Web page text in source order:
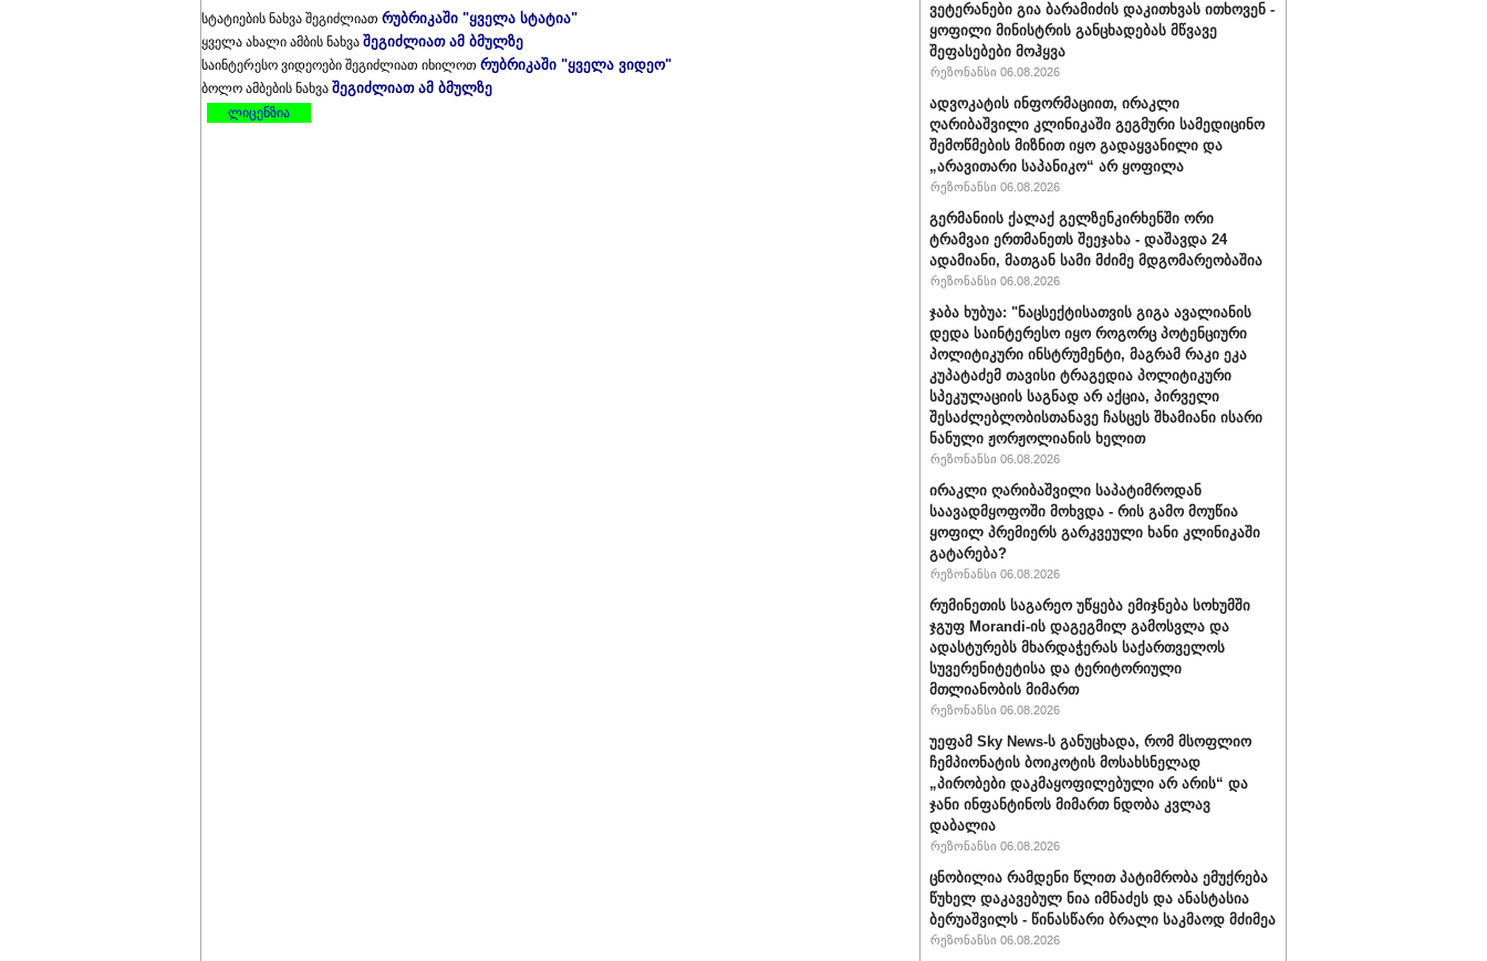
სტატიების ნახვა შეგიძლიათ რუბრიკაში "ყველა სტატია"
ყველა ახალი ამბის ნახვა შეგიძლიათ ამ ბმულზე
საინტერესო ვიდეოები შეგიძლიათ იხილოთ რუბრიკაში "ყველა ვიდეო"
ბოლო ამბების ნახვა შეგიძლიათ ამ ბმულზე
ლიცენზია
ვეტერანები გია ბარამიძის დაკითხვას ითხოვენ -
ყოფილი მინისტრის განცხადებას მწვავე
შეფასებები მოჰყვა
რეზონანსი 06.08.2026
ადვოკატის ინფორმაციით, ირაკლი
ღარიბაშვილი კლინიკაში გეგმური სამედიცინო
შემოწმების მიზნით იყო გადაყვანილი და
„არავითარი საპანიკო“ არ ყოფილა
რეზონანსი 06.08.2026
გერმანიის ქალაქ გელზენკირხენში ორი
ტრამვაი ერთმანეთს შეეჯახა - დაშავდა 24
ადამიანი, მათგან სამი მძიმე მდგომარეობაშია
რეზონანსი 06.08.2026
ჯაბა ხუბუა: "ნაცსექტისათვის გიგა ავალიანის
დედა საინტერესო იყო როგორც პოტენციური
პოლიტიკური ინსტრუმენტი, მაგრამ რაკი ეკა
კუპატაძემ თავისი ტრაგედია პოლიტიკური
სპეკულაციის საგნად არ აქცია, პირველი
შესაძლებლობისთანავე ჩასცეს შხამიანი ისარი
ნანული ჟორჟოლიანის ხელით
რეზონანსი 06.08.2026
ირაკლი ღარიბაშვილი საპატიმროდან
საავადმყოფოში მოხვდა - რის გამო მოუწია
ყოფილ პრემიერს გარკვეული ხანი კლინიკაში
გატარება?
რეზონანსი 06.08.2026
რუმინეთის საგარეო უწყება ემიჯნება სოხუმში
ჯგუფ Morandi-ის დაგეგმილ გამოსვლა და
ადასტურებს მხარდაჭერას საქართველოს
სუვერენიტეტისა და ტერიტორიული
მთლიანობის მიმართ
რეზონანსი 06.08.2026
უეფამ Sky News-ს განუცხადა, რომ მსოფლიო
ჩემპიონატის ბოიკოტის მოსახსნელად
„პირობები დაკმაყოფილებული არ არის“ და
ჯანი ინფანტინოს მიმართ ნდობა კვლავ
დაბალია
რეზონანსი 06.08.2026
ცნობილია რამდენი წლით პატიმრობა ემუქრება
წუხელ დაკავებულ ნია იმნაძეს და ანასტასია
ბერუაშვილს - წინასწარი ბრალი საკმაოდ მძიმეა
რეზონანსი 06.08.2026